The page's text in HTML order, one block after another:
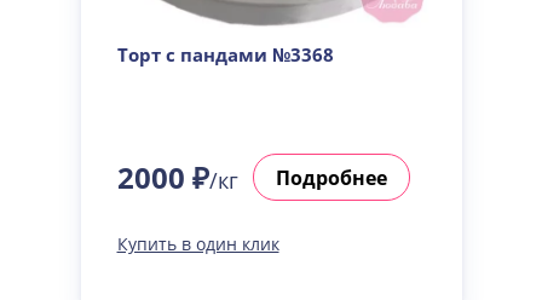
Торт с пандами №3368
2000 ₽/кг Подробнее
Купить в один клик